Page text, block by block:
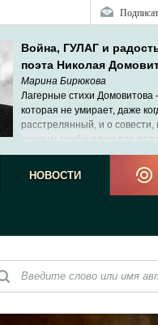
Война, ГУЛАГ и
поэта Николая
Марина Бирюкова
Лагерные стихи Домовитова
которая не умирает, даже
расстрелянный, и о совести,
личным трибуналом для
НОВОСТИ